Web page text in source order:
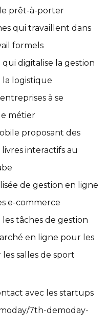
prêt-à-porter
qui travaillent dans
formels
digitalise la gestion
la logistique
à se
métier
proposant des
interactifs au
de gestion en ligne
e-commerce
tâches de gestion
en ligne pour les
salles de sport
avec les startups
7th-demoday-